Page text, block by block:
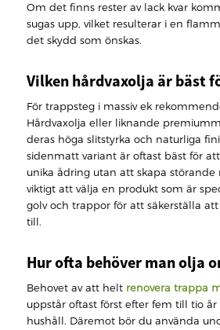
Om det finns rester av lack kvar
sugas upp, vilket resulterar i en
det skydd som önskas.
Vilken hårdvaxolja är bäst
För trappsteg i massiv ek
Hårdvaxolja eller liknande
deras höga slitstyrka och naturliga
sidenmatt variant är oftast bäst för
unika ådring utan att skapa störande
viktigt att välja en produkt som är
golv och trappor för att säkerställa
till.
Hur ofta behöver man olja
Behovet av att helt renovera trappa
uppstår oftast först efter fem till tio
hushåll. Däremot bör du använda